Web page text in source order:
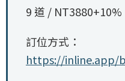
9 道 / NT3880+10%
訂位方式：
https://inline.app/